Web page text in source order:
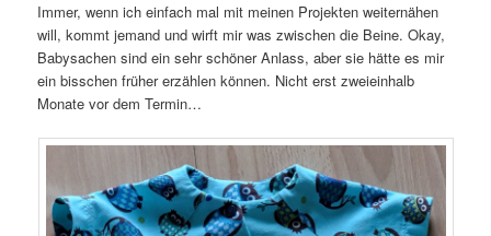
Immer, wenn ich einfach mal mit meinen Projekten weiternähen
will, kommt jemand und wirft mir was zwischen die Beine. Okay,
Babysachen sind ein sehr schöner Anlass, aber sie hätte es mir
ein bisschen früher erzählen können. Nicht erst zweieinhalb
Monate vor dem Termin…